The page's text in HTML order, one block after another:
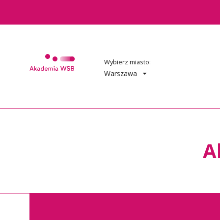
Wybierz miasto:
Warszawa